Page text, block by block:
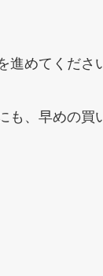
進めてくださ
も、早めの買